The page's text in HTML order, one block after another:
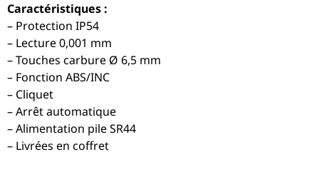
Caractéristiques :
– Protection IP54
– Lecture 0,001 mm
– Touches carbure Ø 6,5 mm
– Fonction ABS/INC
– Cliquet
– Arrêt automatique
– Alimentation pile SR44
– Livrées en coffret